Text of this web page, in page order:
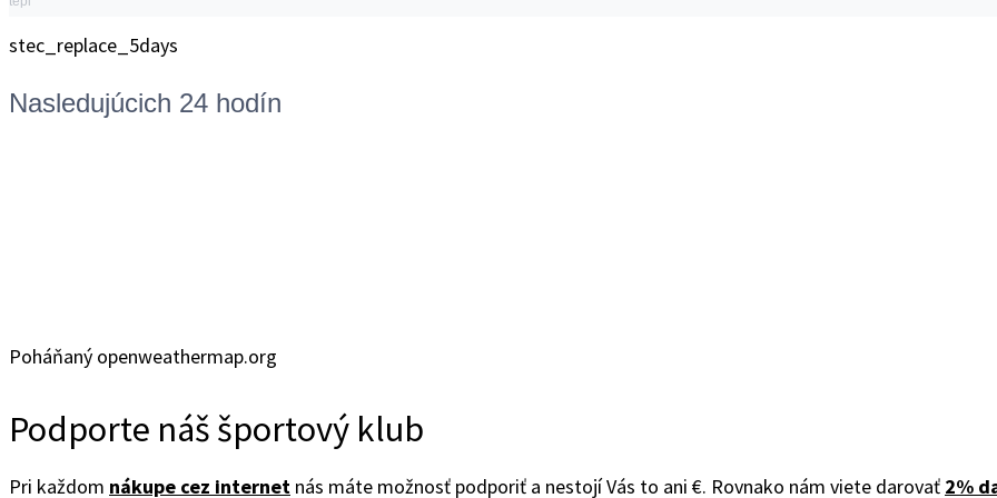
stec_replace_5days
Nasledujúcich 24 hodín
Poháňaný openweathermap.org
Podporte náš športový klub
Pri každom nákupe cez internet nás máte možnosť podporiť a nestojí Vás to ani €. Rovnako nám viete darovať 2%